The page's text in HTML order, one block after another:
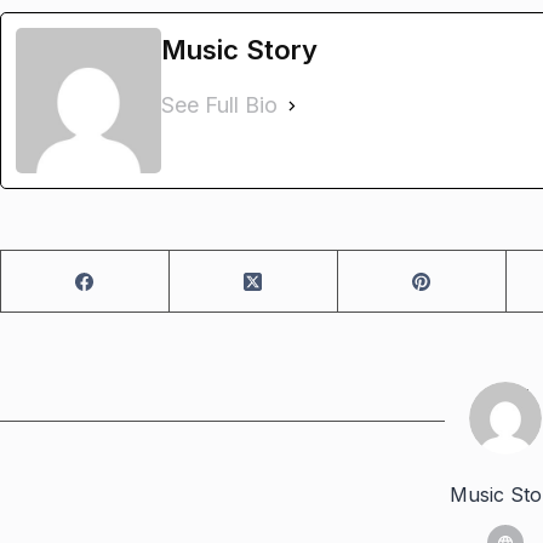
Music Story
See Full Bio
Music